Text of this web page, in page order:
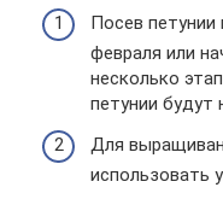
Посев петунии
февраля или
несколько
петунии будут
Для
использовать